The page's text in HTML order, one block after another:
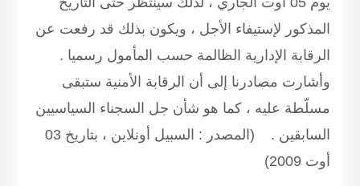
المذكور لإستيفاء الأجل ، ويكون بذلك قد رفعت عن
الرقابة الإدارية الظالمة حسب المأمول رسميا .
وأشارت مصادرنا إلى أن الرقابة الأمنية ستبقى
مسلّطة عليه ، كما هو شأن جل السجناء السياسيين
السابقين .
(المصدر : السبيل أونلاين ، بتاريخ 03
أوت 2009)